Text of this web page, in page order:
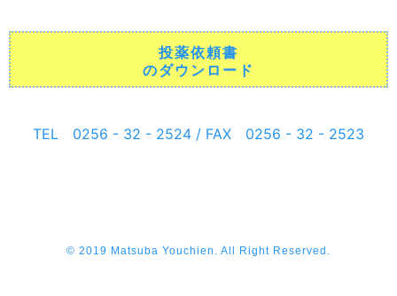
投薬依頼書
のダウンロード
TEL 0256 - 32 - 2524 / FAX 0256 - 32 - 2523
© 2019 Matsuba Youchien. All Right Reserved.